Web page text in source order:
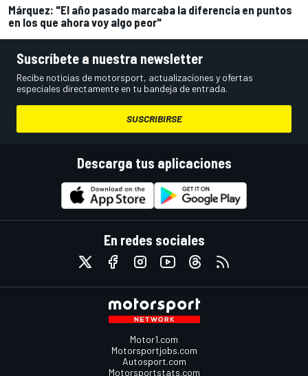
Márquez: "El año pasado marcaba la diferencia en puntos
en los que ahora voy algo peor"
Suscríbete a nuestra newsletter
Recibe noticias de motorsport, actualizaciones y ofertas
especiales directamente en tu bandeja de entrada.
SUSCRIBIRSE
Descarga tus aplicaciones
En redes sociales
Motor1.com
Motorsportjobs.com
Autosport.com
Motorsportstats.com